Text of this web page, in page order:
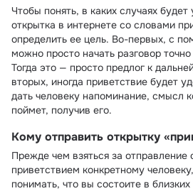
Чтобы понять, в каких случаях
открытка в интернете со словами
определить ее цель. Во-первых, с
можно просто начать разговор
Тогда это — просто предлог к
вторых, иногда приветствие будет
дать человеку напоминание, смысл
поймет, получив его.
Кому отправить открытку
Прежде чем взяться за отправление
приветствием конкретному
понимать, что вы состоите в